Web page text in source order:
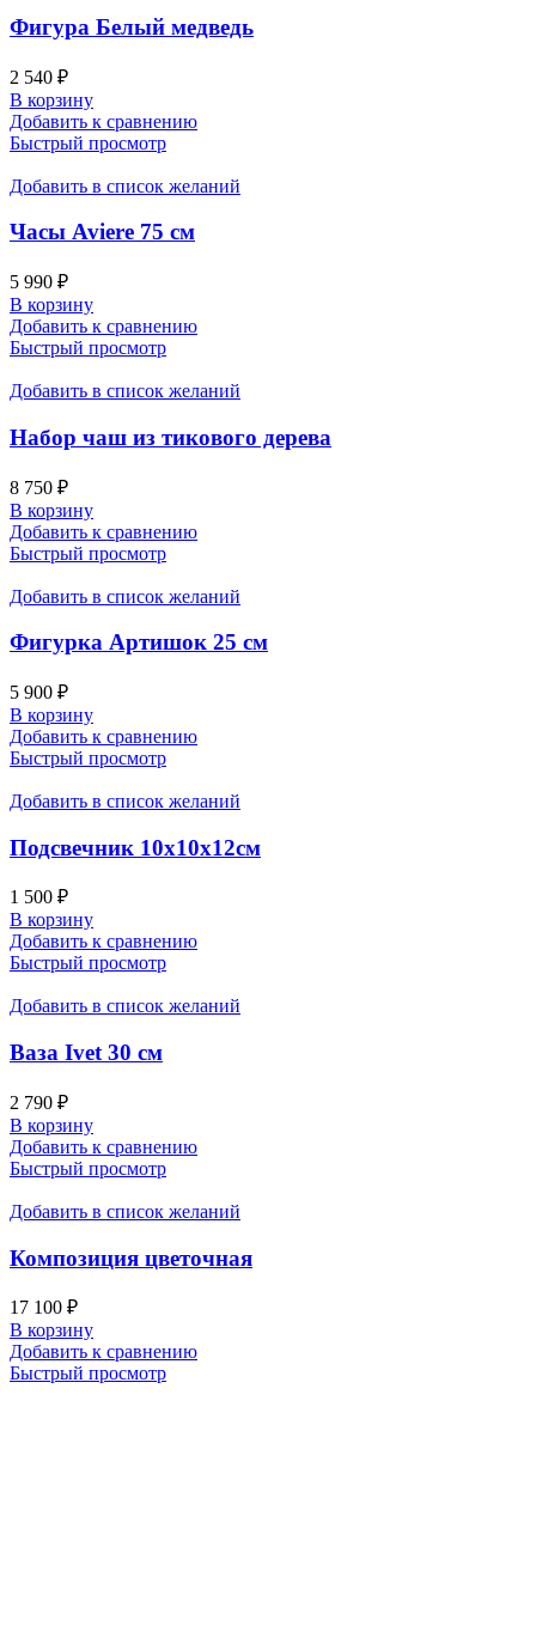
Фигура Белый медведь
2 540 ₽
В корзину
Добавить к сравнению
Быстрый просмотр
Добавить в список желаний
Часы Aviere 75 см
5 990 ₽
В корзину
Добавить к сравнению
Быстрый просмотр
Добавить в список желаний
Набор чаш из тикового дерева
8 750 ₽
В корзину
Добавить к сравнению
Быстрый просмотр
Добавить в список желаний
Фигурка Артишок 25 см
5 900 ₽
В корзину
Добавить к сравнению
Быстрый просмотр
Добавить в список желаний
Подсвечник 10х10х12см
1 500 ₽
В корзину
Добавить к сравнению
Быстрый просмотр
Добавить в список желаний
Ваза Ivet 30 см
2 790 ₽
В корзину
Добавить к сравнению
Быстрый просмотр
Добавить в список желаний
Композиция цветочная
17 100 ₽
В корзину
Добавить к сравнению
Быстрый просмотр